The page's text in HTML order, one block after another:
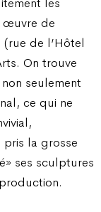
œuvre de
(rue de l’Hôtel
On trouve
seulement
ce qui ne
pris la grosse
ses sculptures